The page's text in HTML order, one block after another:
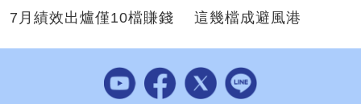
7月績效出爐僅10檔賺錢 這幾檔成避風港